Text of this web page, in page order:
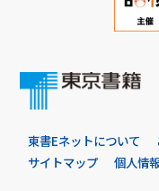
東書Eネットについて
サイトマップ
個人情